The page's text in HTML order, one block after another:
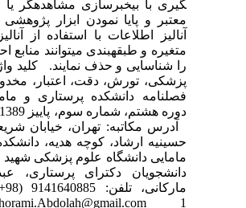
گیری با بی­خبرسازی مشاهده­گر یا
معتبر و پایا نمودن ابزار پژوهشی
آنالیز اطلاعات با استفاده از
متغیره و طبقه­بندی می­توانند منابع
را شناسایی و حذف نمایند. کلید
پزشکی، تورش، دقت، اعتبار،
فصلنامه دانشکده پرستاری و
آدرس مکاتبه: تهران، خیابان
حسینیه ارشاد، کوچه هدیه،
مامایی دانشگاه علوم پزشکی شهید
دانشجویان دکترای پرستاری،